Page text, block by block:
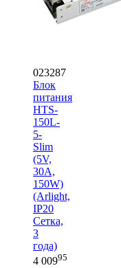
023287
Блок
питания
HTS-
150L-
5-
Slim
(5V,
30A,
150W)
(Arlight,
IP20
Сетка,
3
года)
4 00995